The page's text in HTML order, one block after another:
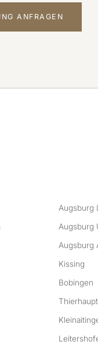
ANFRAGEN
Augsburg
Augsburg
Augsburg
Kissing
Bobingen